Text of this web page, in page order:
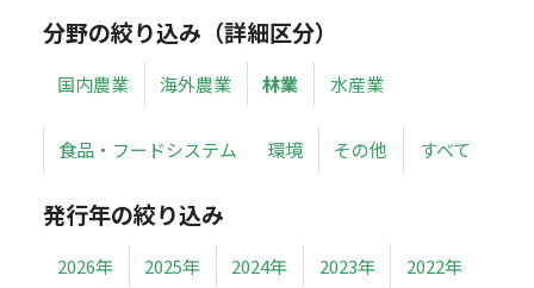
分野の絞り込み（詳細区分）
国内農業 海外農業 林業 水産業
食品・フードシステム 環境 その他 すべて
発行年の絞り込み
2026年 2025年 2024年 2023年 2022年